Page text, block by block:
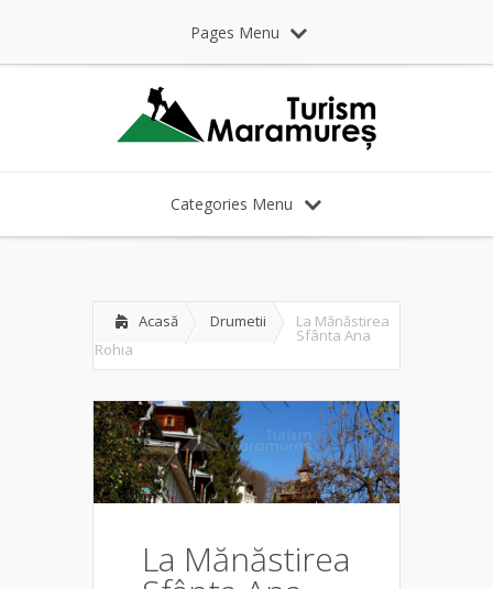
Pages Menu
Categories Menu
Acasă Drumetii La Mănăstirea
Sfânta Ana
Rohia
La Mănăstirea